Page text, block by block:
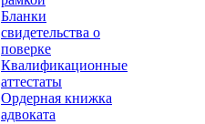
Бланки
свидетельства о
поверке
Квалификационные
аттестаты
Ордерная книжка
адвоката